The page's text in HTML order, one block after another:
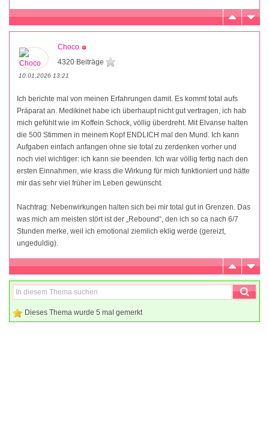
Choco
4320 Beiträge
10.01.2026 13:21
Ich berichte mal von meinen Erfahrungen damit. Es kommt total aufs
Präparat an. Medikinet habe ich überhaupt nicht gut vertragen, ich hab
mich gefühlt wie im Koffein Schock, völlig überdreht. Mit Elvanse halten
die 500 Stimmen in meinem Kopf ENDLICH mal den Mund. Ich kann
Aufgaben einfach anfangen ohne sie total zu zerdenken vorher und
noch viel wichtiger: ich kann sie beenden. Ich war völlig fertig nach den
ersten Einnahmen, wie krass die Wirkung für mich funktioniert und hätte
mir das sehr viel früher im Leben gewünscht.
Nachtrag: Nebenwirkungen halten sich bei mir total gut in Grenzen. Das
was mich am meisten stört ist der „Rebound“, den ich so ca nach 6/7
Stunden merke, weil ich emotional ziemlich eklig werde (gereizt,
ungeduldig).
Dieses Thema wurde 5 mal gemerkt